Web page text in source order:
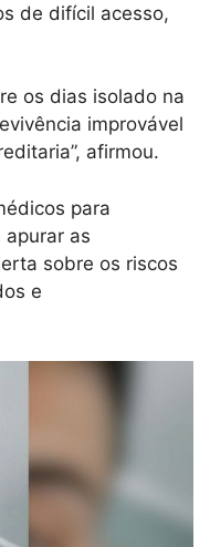
de difícil acesso,
os dias isolado na
improvável
afirmou.
para
as
sobre os riscos
e